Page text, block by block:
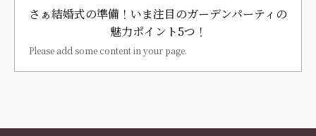
さぁ結婚式の準備！いま注目のガーデンパーティの
魅力ポイント5つ！
Please add some content in your page.